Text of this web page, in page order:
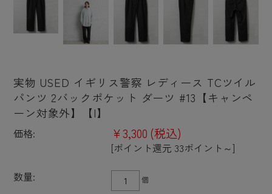
実物 USED イギリス警察 レディース TCツイル
パンツ 2バックポケット ダーツ #13【キャンペ
ーン対象外】【I】
価格: ¥3,300 (税込)
[ポイント還元 33ポイント～]
数量:
個